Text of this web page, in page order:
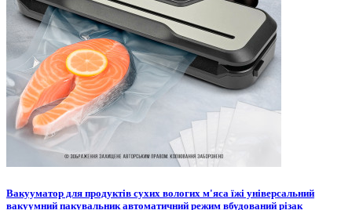
Вакууматор для продуктів сухих вологих м'яса їжі універсальний
вакуумний пакувальник автоматичний режим вбудований різак